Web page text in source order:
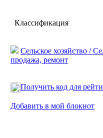
Классификация
Сельское хозяйство /
продажа, ремонт
Получить код для
Добавить в мой блокнот